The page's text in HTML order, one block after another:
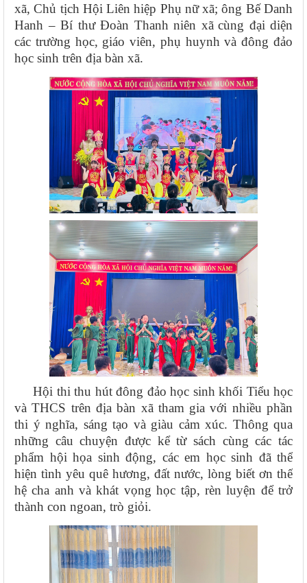
xã, Chủ tịch Hội Liên hiệp Phụ nữ xã; ông Bế Danh
Hanh – Bí thư Đoàn Thanh niên xã cùng đại diện
các trường học, giáo viên, phụ huynh và đông đảo
học sinh trên địa bàn xã.
Hội thi thu hút đông đảo học sinh khối Tiểu học
và THCS trên địa bàn xã tham gia với nhiều phần
thi ý nghĩa, sáng tạo và giàu cảm xúc. Thông qua
những câu chuyện được kể từ sách cùng các tác
phẩm hội họa sinh động, các em học sinh đã thể
hiện tình yêu quê hương, đất nước, lòng biết ơn thế
hệ cha anh và khát vọng học tập, rèn luyện để trở
thành con ngoan, trò giỏi.